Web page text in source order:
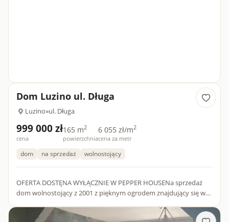
Dom Luzino ul. Długa
Luzino»ul. Długa
999 000 zł
cena
165 m2
powierzchnia
6 055 zł/m2
cena za metr
dom na sprzedaż wolnostojący
OFERTA DOSTĘNA WYŁĄCZNIE W PEPPER HOUSENa sprzedaż
dom wolnostojący z 2001 z pięknym ogrodem znajdujący się w
działka - 29...